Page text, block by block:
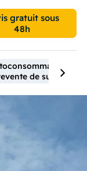
gratuit sous
48h
de surplus